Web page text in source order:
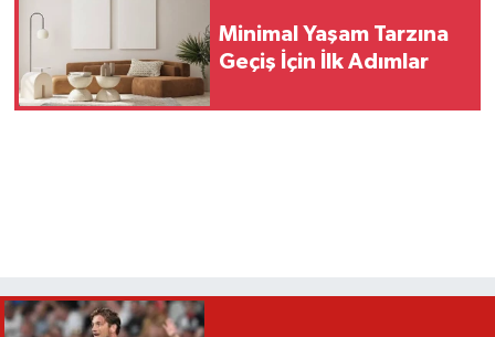
Minimal Yaşam Tarzına
Geçiş İçin İlk Adımlar